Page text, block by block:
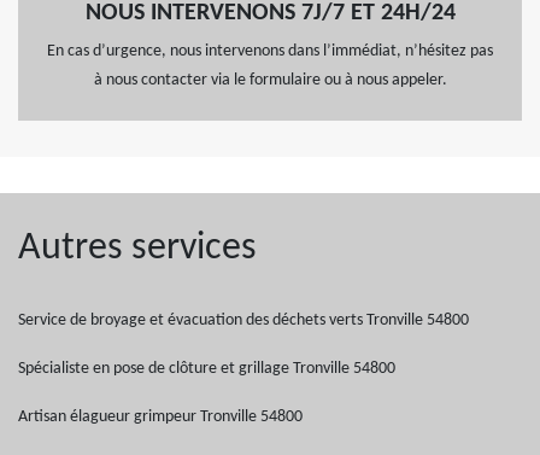
NOUS INTERVENONS 7J/7 ET 24H/24
En cas d’urgence, nous intervenons dans l’immédiat, n’hésitez pas
à nous contacter via le formulaire ou à nous appeler.
Autres services
Service de broyage et évacuation des déchets verts Tronville 54800
Spécialiste en pose de clôture et grillage Tronville 54800
Artisan élagueur grimpeur Tronville 54800